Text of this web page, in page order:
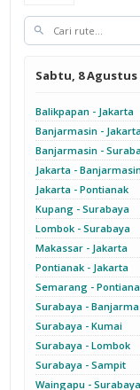
Sabtu, 8 Agustus
Balikpapan - Jakarta
Banjarmasin - Jakarta
Banjarmasin -
Jakarta - Banjarmasin
Jakarta - Pontianak
Kupang - Surabaya
Lombok - Surabaya
Makassar - Jakarta
Pontianak - Jakarta
Semarang -
Surabaya -
Surabaya - Kumai
Surabaya - Lombok
Surabaya - Sampit
Waingapu - Surabaya